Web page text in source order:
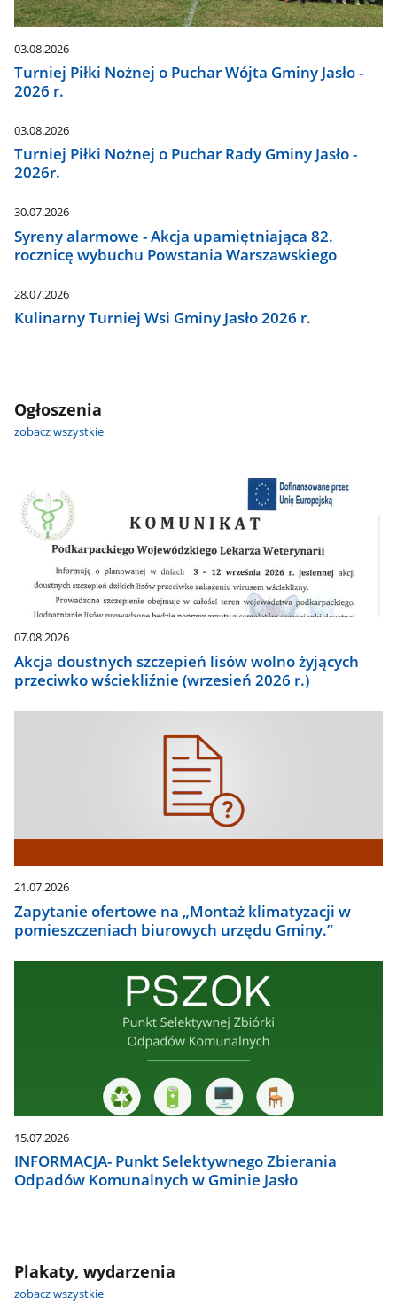
03.08.2026
Turniej Piłki Nożnej o Puchar Wójta Gminy Jasło -
2026 r.
03.08.2026
Turniej Piłki Nożnej o Puchar Rady Gminy Jasło -
2026r.
30.07.2026
Syreny alarmowe - Akcja upamiętniająca 82.
rocznicę wybuchu Powstania Warszawskiego
28.07.2026
Kulinarny Turniej Wsi Gminy Jasło 2026 r.
Ogłoszenia
zobacz wszystkie
07.08.2026
Akcja doustnych szczepień lisów wolno żyjących
przeciwko wściekliźnie (wrzesień 2026 r.)
21.07.2026
Zapytanie ofertowe na „Montaż klimatyzacji w
pomieszczeniach biurowych urzędu Gminy.”
15.07.2026
INFORMACJA- Punkt Selektywnego Zbierania
Odpadów Komunalnych w Gminie Jasło
Plakaty, wydarzenia
zobacz wszystkie